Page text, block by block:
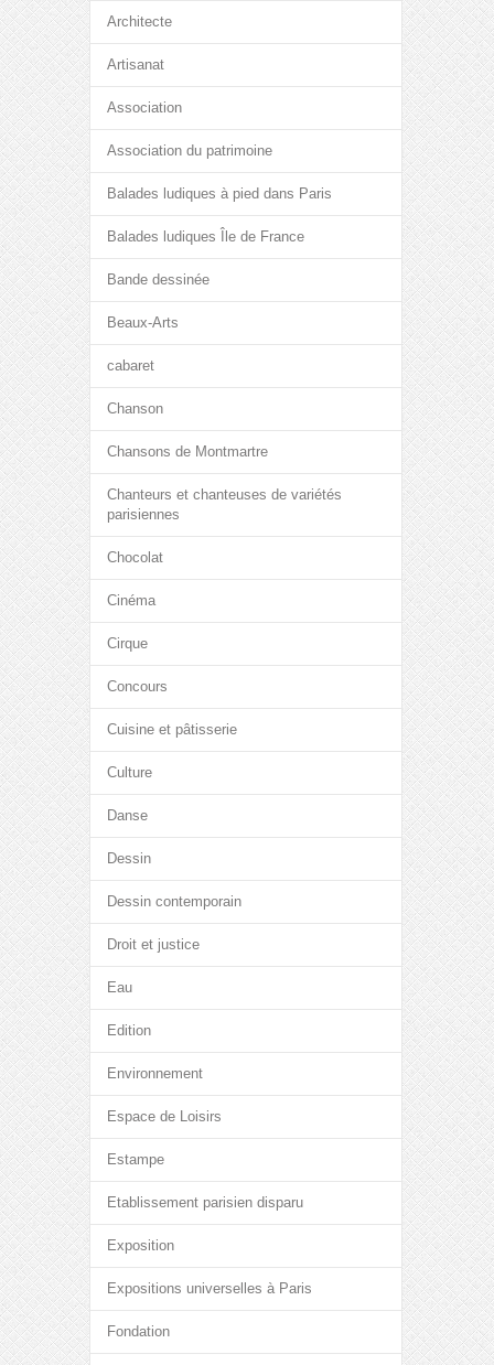
Architecte
Artisanat
Association
Association du patrimoine
Balades ludiques à pied dans Paris
Balades ludiques Île de France
Bande dessinée
Beaux-Arts
cabaret
Chanson
Chansons de Montmartre
Chanteurs et chanteuses de variétés
parisiennes
Chocolat
Cinéma
Cirque
Concours
Cuisine et pâtisserie
Culture
Danse
Dessin
Dessin contemporain
Droit et justice
Eau
Edition
Environnement
Espace de Loisirs
Estampe
Etablissement parisien disparu
Exposition
Expositions universelles à Paris
Fondation